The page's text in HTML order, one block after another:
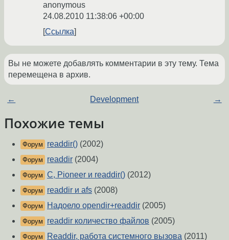
anonymous
24.08.2010 11:38:06 +00:00
Ссылка
Вы не можете добавлять комментарии в эту тему. Тема
перемещена в архив.
← Development →
Похожие темы
Форум readdir() (2002)
Форум readdir (2004)
Форум C, Pioneer и readdir() (2012)
Форум readdir и afs (2008)
Форум Надоело opendir+readdir (2005)
Форум readdir количество файлов (2005)
Форум Readdir, работа системного вызова (2011)